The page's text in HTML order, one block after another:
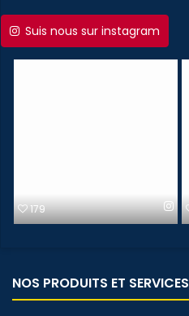
Suis nous sur instagram
70
NOS PRODUITS ET SERVICES